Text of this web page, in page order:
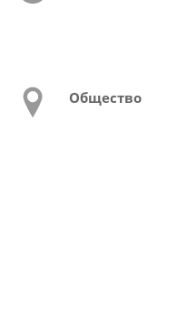
Общество